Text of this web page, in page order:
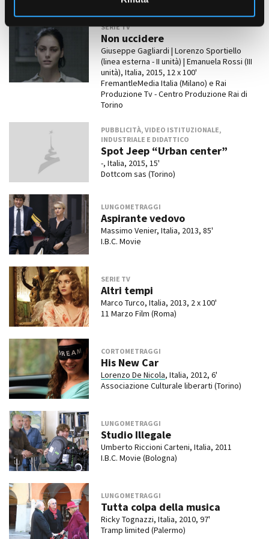
SERIE TV
Non uccidere
Giuseppe Gagliardi | Lorenzo Sportiello
(linea esterna - II unità) | Emanuela Rossi (III
unità), Italia, 2015, 12 x 100'
FremantleMedia Italia (Milano) e Rai
Produzione Tv - Centro Produzione Rai di
Torino
PUBBLICITÀ, VIDEO ISTITUZIONALE,
INDUSTRIALE E DIDATTICO
Spot Jeep “Urban center”
-, Italia, 2015, 15'
Dottcom sas (Torino)
LUNGOMETRAGGI
Aspirante vedovo
Massimo Venier, Italia, 2013, 85'
I.B.C. Movie
SERIE TV
Altri tempi
Marco Turco, Italia, 2013, 2 x 100'
11 Marzo Film (Roma)
CORTOMETRAGGI
His New Car
Lorenzo De Nicola, Italia, 2012, 6'
Associazione Culturale liberarti (Torino)
LUNGOMETRAGGI
Studio Illegale
Umberto Riccioni Carteni, Italia, 2011
I.B.C. Movie (Bologna)
LUNGOMETRAGGI
Tutta colpa della musica
Ricky Tognazzi, Italia, 2010, 97'
Tramp limited (Palermo)